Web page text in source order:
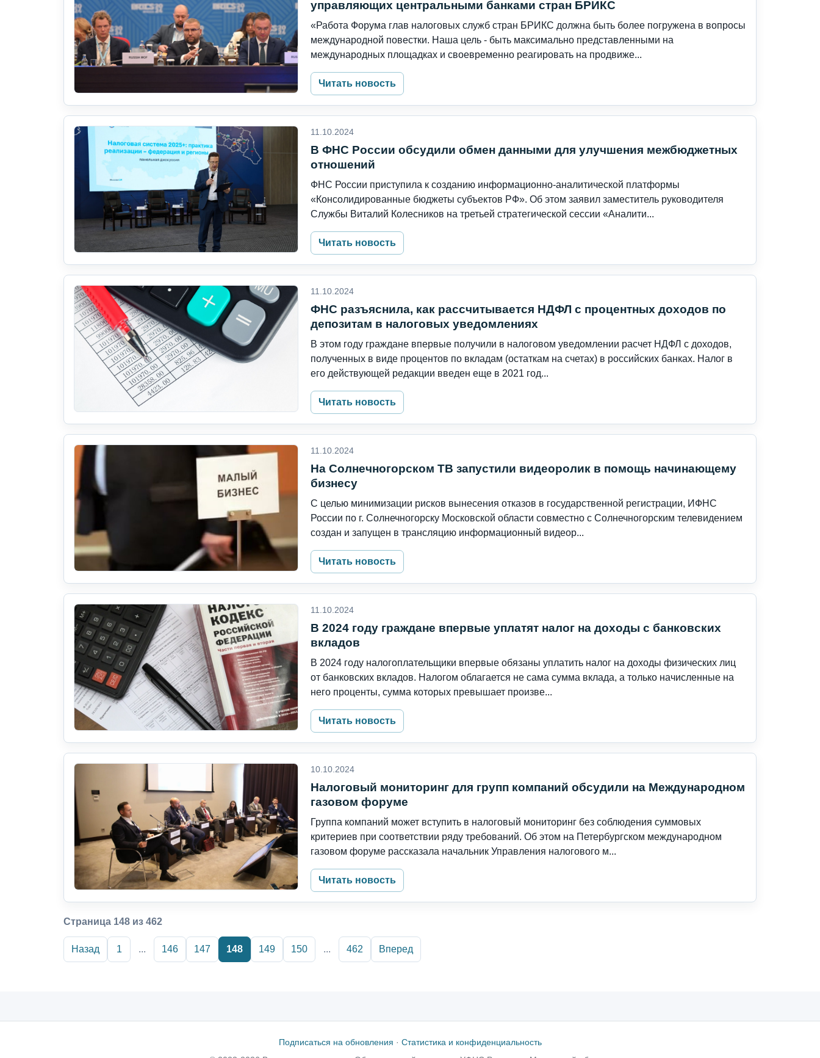
управляющих центральными банками стран БРИКС
«Работа Форума глав налоговых служб стран БРИКС должна быть более погружена в вопросы
международной повестки. Наша цель - быть максимально представленными на
международных площадках и своевременно реагировать на продвиже...
Читать новость
11.10.2024
В ФНС России обсудили обмен данными для улучшения межбюджетных
отношений
ФНС России приступила к созданию информационно-аналитической платформы
«Консолидированные бюджеты субъектов РФ». Об этом заявил заместитель руководителя
Службы Виталий Колесников на третьей стратегической сессии «Аналити...
Читать новость
11.10.2024
ФНС разъяснила, как рассчитывается НДФЛ с процентных доходов по
депозитам в налоговых уведомлениях
В этом году граждане впервые получили в налоговом уведомлении расчет НДФЛ с доходов,
полученных в виде процентов по вкладам (остаткам на счетах) в российских банках. Налог в
его действующей редакции введен еще в 2021 год...
Читать новость
11.10.2024
На Солнечногорском ТВ запустили видеоролик в помощь начинающему
бизнесу
С целью минимизации рисков вынесения отказов в государственной регистрации, ИФНС
России по г. Солнечногорску Московской области совместно с Солнечногорским телевидением
создан и запущен в трансляцию информационный видеор...
Читать новость
11.10.2024
В 2024 году граждане впервые уплатят налог на доходы с банковских
вкладов
В 2024 году налогоплательщики впервые обязаны уплатить налог на доходы физических лиц
от банковских вкладов. Налогом облагается не сама сумма вклада, а только начисленные на
него проценты, сумма которых превышает произве...
Читать новость
10.10.2024
Налоговый мониторинг для групп компаний обсудили на Международном
газовом форуме
Группа компаний может вступить в налоговый мониторинг без соблюдения суммовых
критериев при соответствии ряду требований. Об этом на Петербургском международном
газовом форуме рассказала начальник Управления налогового м...
Читать новость
Страница 148 из 462
Назад 1 ... 146 147 148 149 150 ... 462 Вперед
Подписаться на обновления · Статистика и конфиденциальность